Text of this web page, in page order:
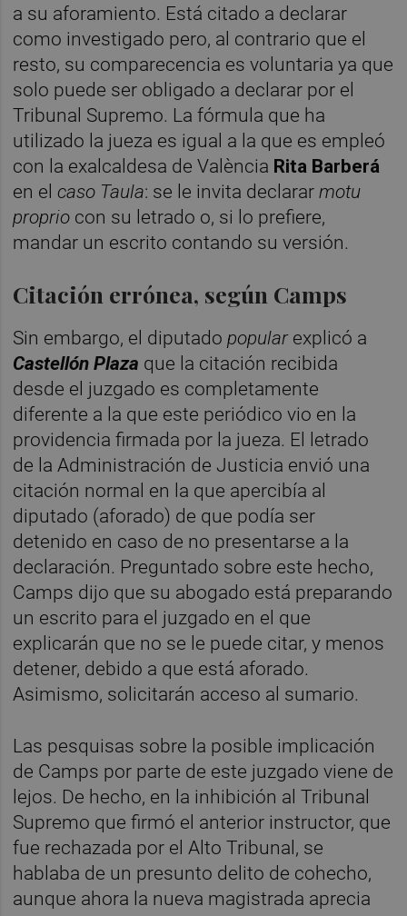
a su aforamiento. Está citado a declarar
como investigado pero, al contrario que el
resto, su comparecencia es voluntaria ya que
solo puede ser obligado a declarar por el
Tribunal Supremo. La fórmula que ha
utilizado la jueza es igual a la que es empleó
con la exalcaldesa de València Rita Barberá
en elcaso Taula: se le invita declararmotu
proprio con su letrado o, si lo prefiere,
mandar un escrito contando su versión.
Citación errónea, según Camps
Sin embargo, el diputadopopularexplicó a
Castellón Plaza que la citación recibida
desde el juzgado es completamente
diferente a la que este periódico vio en la
providencia firmada por la jueza. El letrado
de la Administración de Justicia envió una
citación normal en la que apercibía al
diputado (aforado) de que podía ser
detenido en caso de no presentarse a la
declaración. Preguntado sobre este hecho,
Camps dijo que su abogado está preparando
un escrito para el juzgado en el que
explicarán que no se le puede citar, y menos
detener, debido a que está aforado.
Asimismo, solicitarán acceso al sumario.
Las pesquisas sobre la posible implicación
de Camps por parte de este juzgado viene de
lejos. De hecho, en la inhibición al Tribunal
Supremo que firmó el anterior instructor, que
fue rechazada por el Alto Tribunal, se
hablaba de un presunto delito de cohecho,
aunque ahora la nueva magistrada aprecia